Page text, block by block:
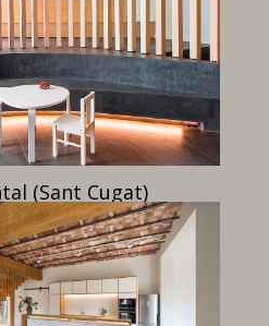
(Sant Cugat)